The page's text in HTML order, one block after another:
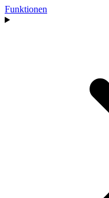
Funktionen